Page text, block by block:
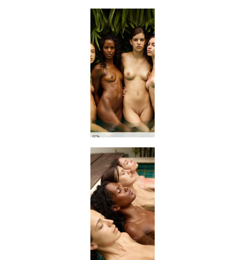
キャンディス、エンジェリー、キキ ドリームチーム